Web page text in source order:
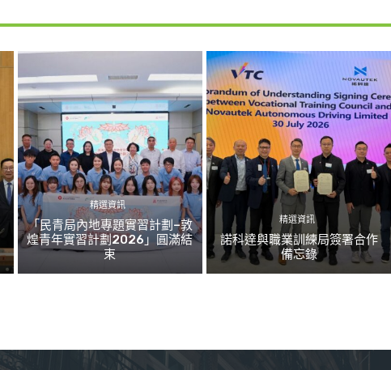
精選資訊
「民青局內地專題實習計劃–敦
煌青年實習計劃2026」圓滿結
束
精選資訊
諾科達與職業訓練局簽署合作
備忘錄